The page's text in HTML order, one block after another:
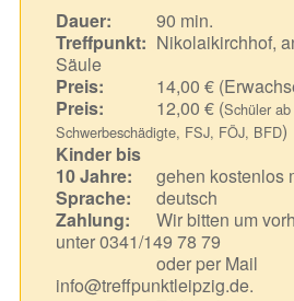
Dauer:
90 min.
Treffpunkt: Nikolaikirchhof,
Säule
Preis:
14,00 €
Preis:
12,00 € (Schüler
Schwerbeschädigte, FSJ, FÖJ, BFD)
Kinder bis
10 Jahre:
gehen kostenlos
Sprache:
deutsch
Zahlung:
Wir bitten um
unter 0341/149 78 79
oder per Mail
info@treffpunktleipzig.de.